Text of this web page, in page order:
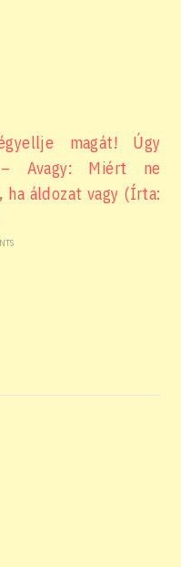
magát! Úgy
– Avagy: Miért ne
ha áldozat vagy (Írta: